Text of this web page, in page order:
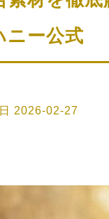
ニー公式
2026-02-27